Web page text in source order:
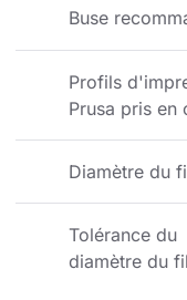
Buse
Profils
Prusa pris en
Diamètre du
Tolérance du
diamètre du